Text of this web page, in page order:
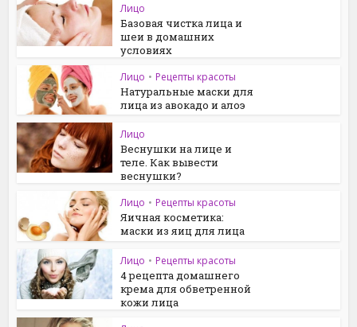
Лицо
Базовая чистка лица и
шеи в домашних
условиях
Лицо • Рецепты красоты
Натуральные маски для
лица из авокадо и алоэ
Лицо
Веснушки на лице и
теле. Как вывести
веснушки?
Лицо • Рецепты красоты
Яичная косметика:
маски из яиц для лица
Лицо • Рецепты красоты
4 рецепта домашнего
крема для обветренной
кожи лица